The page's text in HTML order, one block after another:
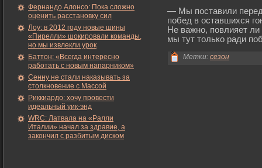
Фернандо Алонсо: Пока сложно
оценить расстановку сил
Лоу: в 2012 году новые шины
«Пирелли» шокировали команды,
но мы извлекли урок
Баттон: «Всегда интересно
работать с новым напарником»
Сенну не стали наказывать за
столкновение с Массой
Риккиардо: хочу провести
идеальный уик-энд
WRC: Латвала на «Ралли
Италии» начал за здравие, а
закончил с разбитым диском
— Мы поставили перед
побед в оставшихся
Не важно, повлияет
мы тут только ради
Метки: сезон